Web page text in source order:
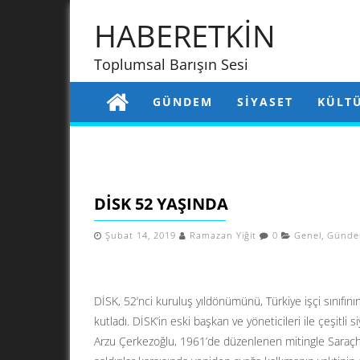
HABERETKİN
Toplumsal Barışın Sesi
GÜNDEM SIYASET
DİSK 52 YAŞINDA
Şubat 14, 2019 Ramazan Yiğit 0 Genel,
DİSK, 52’nci kuruluş yıldönümünü, Türkiye işçi
kutladı. DİSK’in eski başkan ve yöneticileri ile çeşitli
Arzu Çerkezoğlu, 1961’de düzenlenen mitingle